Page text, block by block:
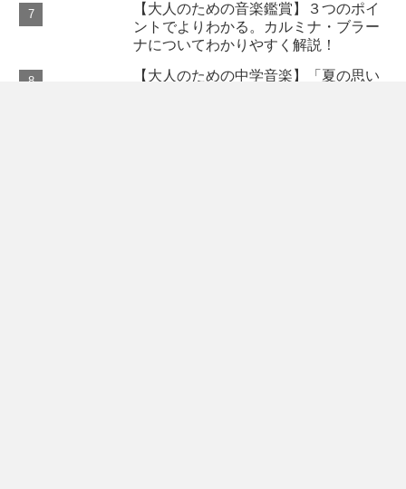
【大人のための音楽鑑賞】３つのポイ
ントでよりわかる。カルミナ・ブラー
ナについてわかりやすく解説！
【大人のための中学音楽】「夏の思い